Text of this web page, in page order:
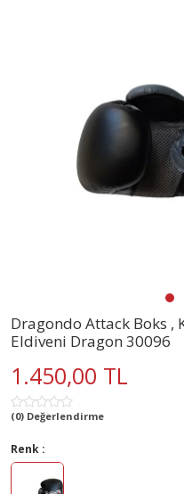
Dragondo Attack Boks ,
Eldiveni Dragon 30096
1.450,00 TL
(0) Değerlendirme
Renk :